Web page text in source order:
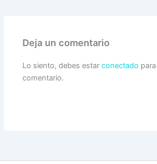
Deja un comentario
Lo siento, debes estarconectado
comentario.